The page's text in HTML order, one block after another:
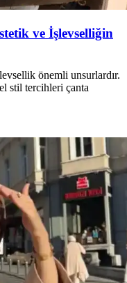
ve İşlevselliğin
önemli unsurlardır.
stil tercihleri çanta